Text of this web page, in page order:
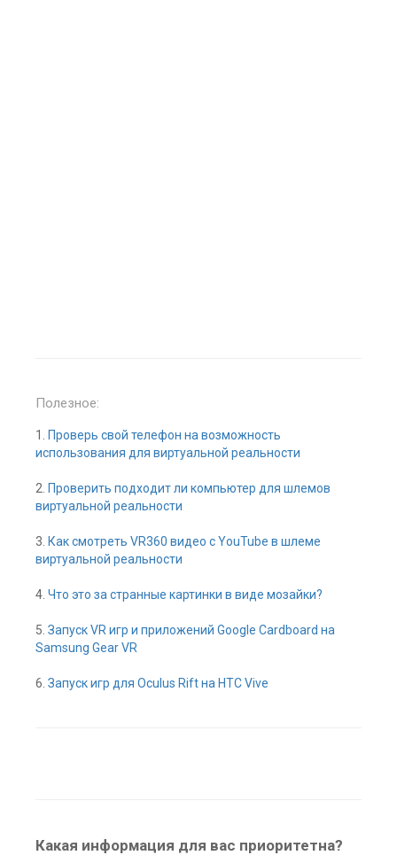
Полезное:
1.
Проверь свой телефон на возможность
использования для виртуальной реальности
2. Проверить подходит ли компьютер для шлемов
виртуальной реальности
3. Как смотреть VR360 видео с YouTube в шлеме
виртуальной реальности
4. Что это за странные картинки в виде мозайки?
5. Запуск VR игр и приложений Google Cardboard на
Samsung Gear VR
6. Запуск игр для Oculus Rift на HTC Vive
Какая информация для вас приоритетна?